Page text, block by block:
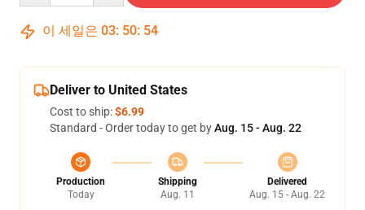
이 세일은 03: 50: 54
Deliver to United States
Cost to ship:$6.99
Standard - Order today to get byAug. 15 - Aug. 22
Production
Today
Shipping
Aug. 11
Delivered
Aug. 15 - Aug. 22